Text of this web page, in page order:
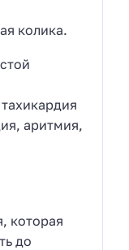
колика.
аритмия,
которая
до